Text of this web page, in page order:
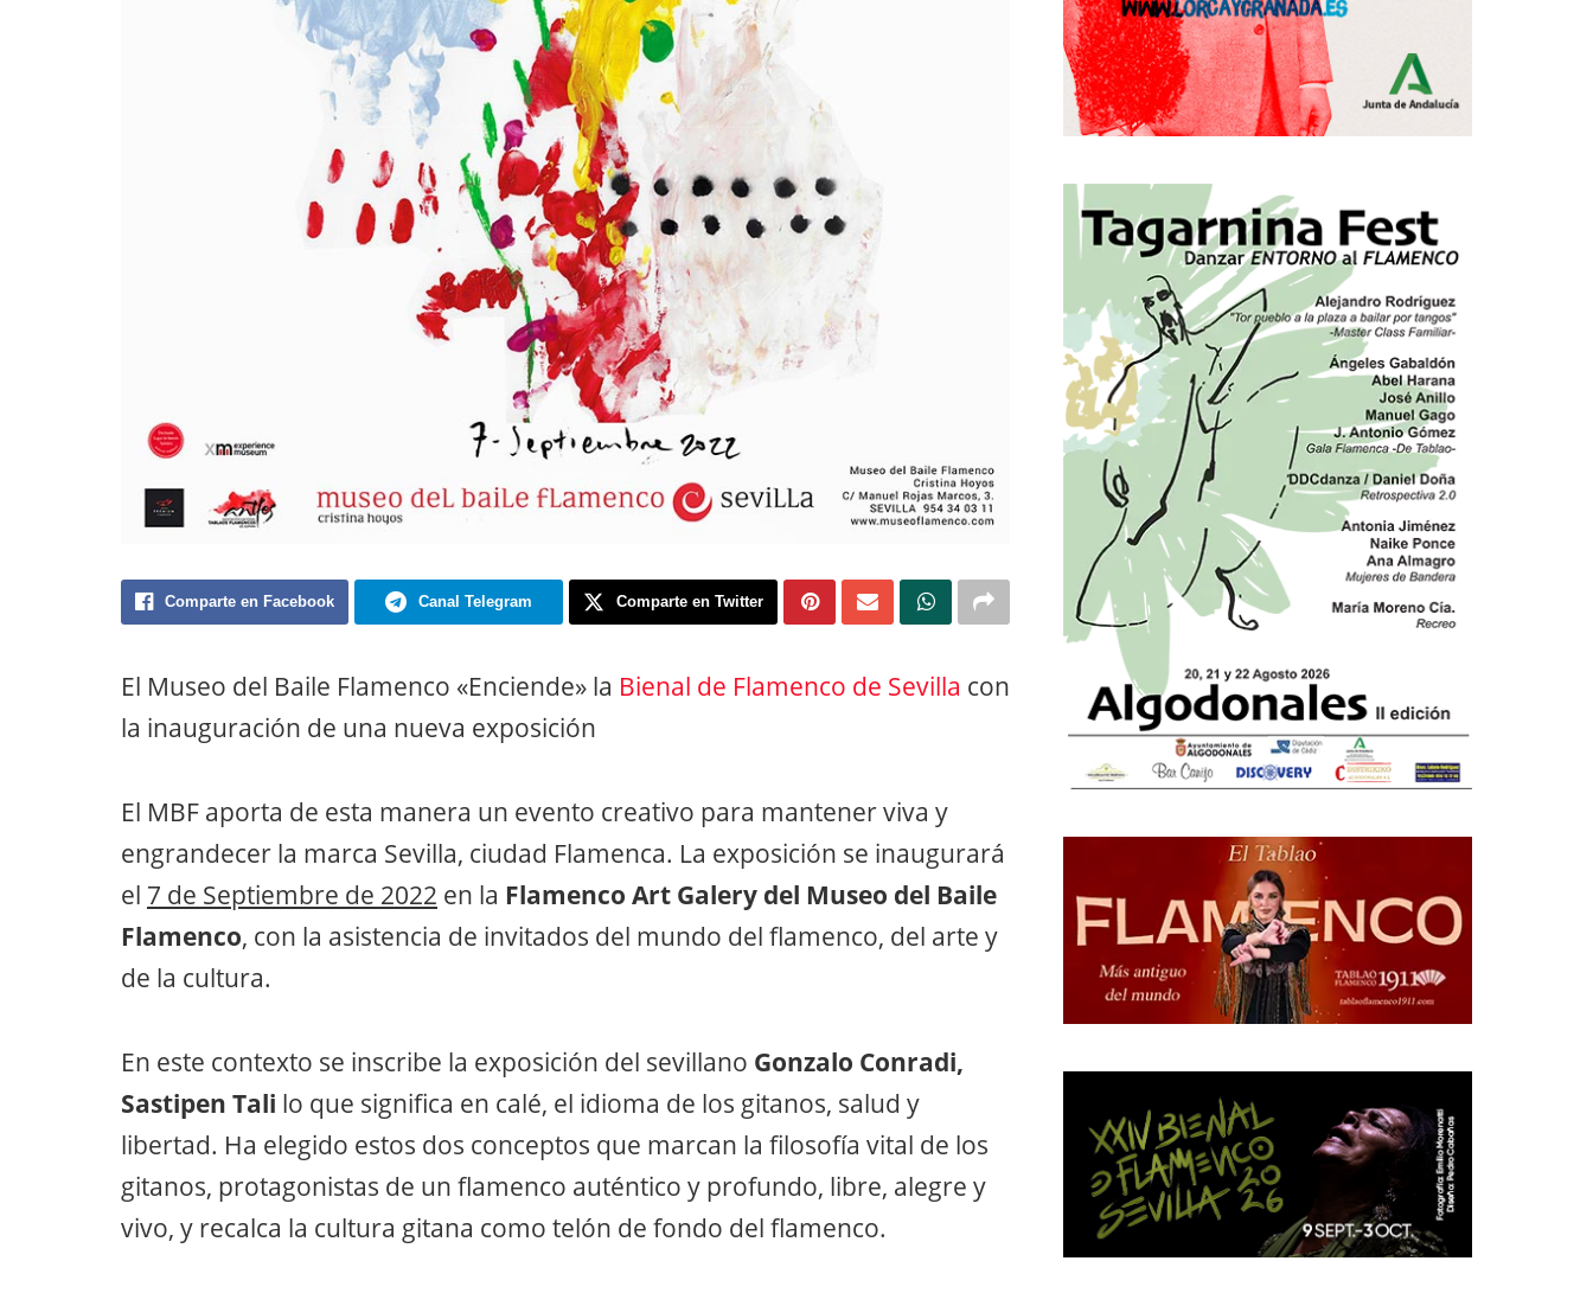
Comparte en Facebook Canal Telegram Comparte en Twitter
El Museo del Baile Flamenco «Enciende» la Bienal de Flamenco de Sevilla con
la inauguración de una nueva exposición
El MBF aporta de esta manera un evento creativo para mantener viva y
engrandecer la marca Sevilla, ciudad Flamenca. La exposición se inaugurará
el 7 de Septiembre de 2022 en la Flamenco Art Galery del Museo del Baile
Flamenco, con la asistencia de invitados del mundo del flamenco, del arte y
de la cultura.
En este contexto se inscribe la exposición del sevillano Gonzalo Conradi,
Sastipen Tali lo que significa en calé, el idioma de los gitanos, salud y
libertad. Ha elegido estos dos conceptos que marcan la filosofía vital de los
gitanos, protagonistas de un flamenco auténtico y profundo, libre, alegre y
vivo, y recalca la cultura gitana como telón de fondo del flamenco.